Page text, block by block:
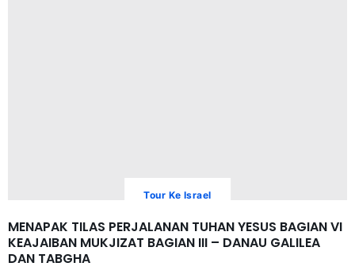
Tour Ke Israel
MENAPAK TILAS PERJALANAN TUHAN YESUS BAGIAN VI
KEAJAIBAN MUKJIZAT BAGIAN III – DANAU GALILEA
DAN TABGHA